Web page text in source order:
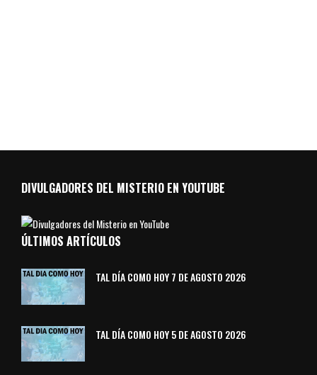
DIVULGADORES DEL MISTERIO EN YOUTUBE
ÚLTIMOS ARTÍCULOS
TAL DÍA COMO HOY 7 DE AGOSTO 2026
TAL DÍA COMO HOY 5 DE AGOSTO 2026